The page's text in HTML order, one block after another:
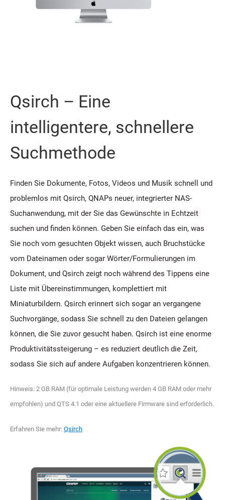
Qsirch – Eine
intelligentere, schnellere
Suchmethode
Finden Sie Dokumente, Fotos, Videos und Musik schnell und
problemlos mit Qsirch, QNAPs neuer, integrierter NAS-
Suchanwendung, mit der Sie das Gewünschte in Echtzeit
suchen und finden können. Geben Sie einfach das ein, was
Sie noch vom gesuchten Objekt wissen, auch Bruchstücke
vom Dateinamen oder sogar Wörter/Formulierungen im
Dokument, und Qsirch zeigt noch während des Tippens eine
Liste mit Übereinstimmungen, komplettiert mit
Miniaturbildern. Qsirch erinnert sich sogar an vergangene
Suchvorgänge, sodass Sie schnell zu den Dateien gelangen
können, die Sie zuvor gesucht haben. Qsirch ist eine enorme
Produktivitätssteigerung – es reduziert deutlich die Zeit,
sodass Sie sich auf andere Aufgaben konzentrieren können.
Hinweis: 2 GB RAM (für optimale Leistung werden 4 GB RAM oder mehr
empfohlen) und QTS 4.1 oder eine aktuellere Firmware sind erforderlich.
Erfahren Sie mehr: Qsirch